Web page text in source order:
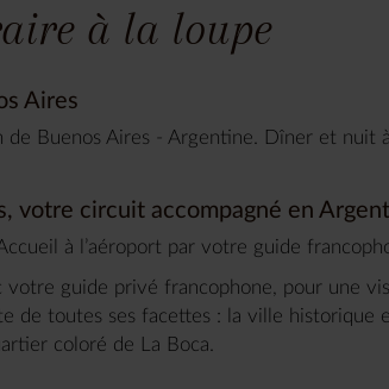
à la loupe
Aires
Buenos Aires - Argentine. Dîner et nuit à
votre circuit accompagné en
à l’aéroport par votre guide
votre guide privé francophone, pour une
de toutes ses facettes : la ville historique
coloré de La Boca.